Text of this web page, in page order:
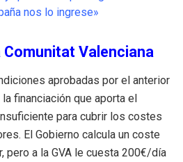
nos lo ingrese»
Comunitat Valenciana
aprobadas por el anterior
financiación que aporta el
para cubrir los costes
El Gobierno calcula un coste
pero a la GVA le cuesta 200€/día